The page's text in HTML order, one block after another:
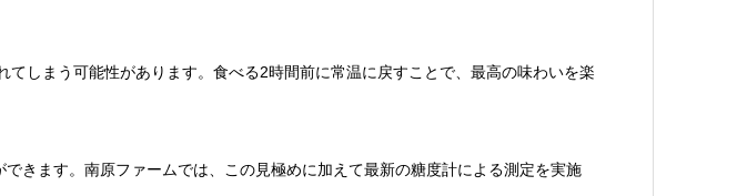
しまう可能性があります。食べる2時間前に常温に戻すことで、最高の味わいを楽
きます。南原ファームでは、この見極めに加えて最新の糖度計による測定を実施